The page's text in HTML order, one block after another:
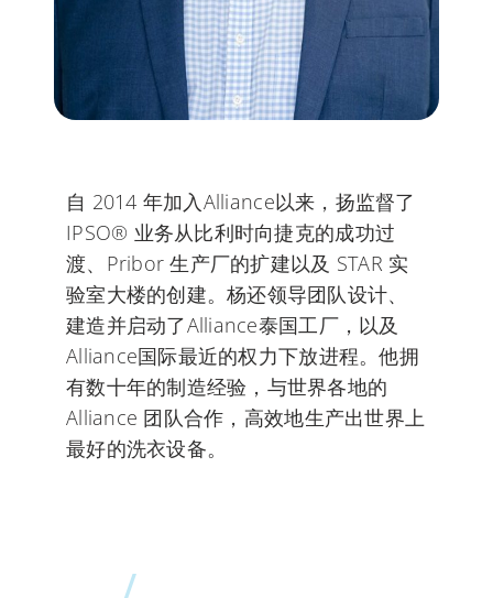
自 2014 年加入Alliance以来，扬监督了
IPSO® 业务从比利时向捷克的成功过
渡、Pribor 生产厂的扩建以及 STAR 实
验室大楼的创建。杨还领导团队设计、
建造并启动了Alliance泰国工厂，以及
Alliance国际最近的权力下放进程。他拥
有数十年的制造经验，与世界各地的
Alliance 团队合作，高效地生产出世界上
最好的洗衣设备。